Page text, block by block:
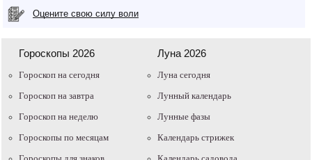
Оцените свою силу воли
Гороскопы 2026
Гороскоп на сегодня
Гороскоп на завтра
Гороскоп на неделю
Гороскопы по месяцам
Луна 2026
Луна сегодня
Лунный календарь
Лунные фазы
Календарь стрижек